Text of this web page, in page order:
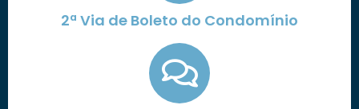
2ª Via de Boleto do Condomínio